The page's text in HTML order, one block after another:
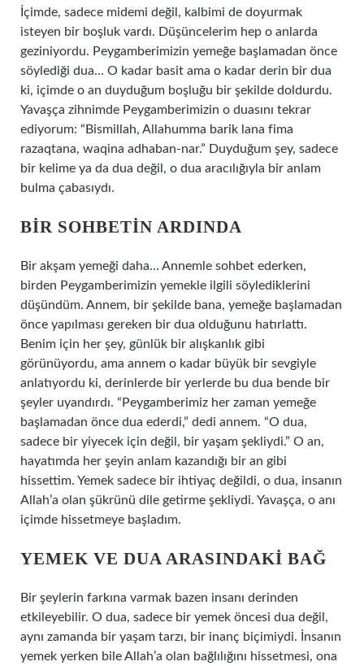
İçimde, sadece midemi değil, kalbimi de doyurmak
isteyen bir boşluk vardı. Düşüncelerim hep o anlarda
geziniyordu. Peygamberimizin yemeğe başlamadan önce
söylediği dua… O kadar basit ama o kadar derin bir dua
ki, içimde o an duyduğum boşluğu bir şekilde doldurdu.
Yavaşça zihnimde Peygamberimizin o duasını tekrar
ediyorum: “Bismillah, Allahumma barik lana fima
razaqtana, waqina adhaban-nar.” Duyduğum şey, sadece
bir kelime ya da dua değil, o dua aracılığıyla bir anlam
bulma çabasıydı.
BIR SOHBETIN ARDINDA
Bir akşam yemeği daha… Annemle sohbet ederken,
birden Peygamberimizin yemekle ilgili söylediklerini
düşündüm. Annem, bir şekilde bana, yemeğe başlamadan
önce yapılması gereken bir dua olduğunu hatırlattı.
Benim için her şey, günlük bir alışkanlık gibi
görünüyordu, ama annem o kadar büyük bir sevgiyle
anlatıyordu ki, derinlerde bir yerlerde bu dua bende bir
şeyler uyandırdı. “Peygamberimiz her zaman yemeğe
başlamadan önce dua ederdi,” dedi annem. “O dua,
sadece bir yiyecek için değil, bir yaşam şekliydi.” O an,
hayatımda her şeyin anlam kazandığı bir an gibi
hissettim. Yemek sadece bir ihtiyaç değildi, o dua, insanın
Allah’a olan şükrünü dile getirme şekliydi. Yavaşça, o anı
içimde hissetmeye başladım.
YEMEK VE DUA ARASINDAKI BAĞ
Bir şeylerin farkına varmak bazen insanı derinden
etkileyebilir. O dua, sadece bir yemek öncesi dua değil,
aynı zamanda bir yaşam tarzı, bir inanç biçimiydi. İnsanın
yemek yerken bile Allah’a olan bağlılığını hissetmesi, ona